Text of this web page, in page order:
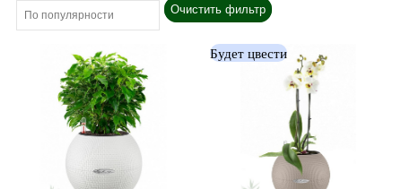
Очистить фильтр
Будет цвести